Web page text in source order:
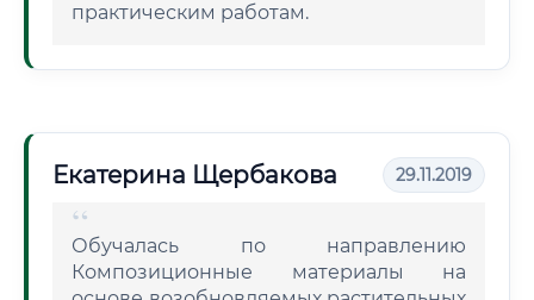
практическим работам.
Екатерина Щербакова 29.11.2019
Обучалась по направлению
Композиционные материалы на